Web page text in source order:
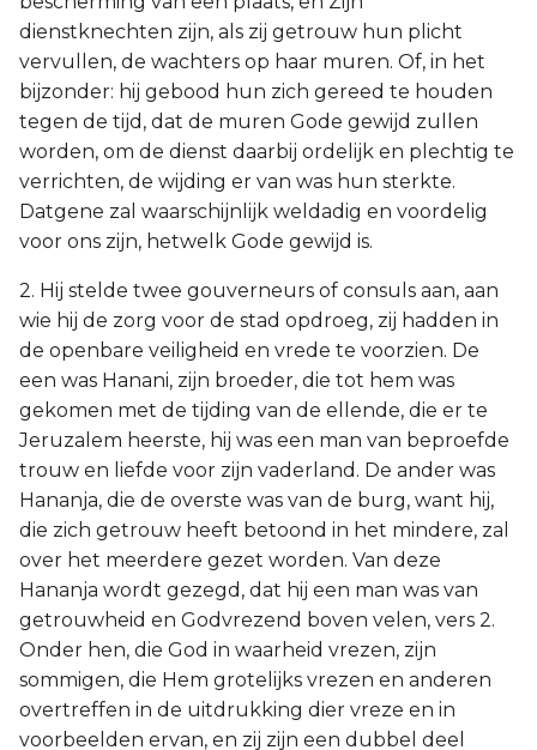
dienstknechten zijn, als zij getrouw hun plicht
vervullen, de wachters op haar muren. Of, in het
bijzonder: hij gebood hun zich gereed te houden
tegen de tijd, dat de muren Gode gewijd zullen
worden, om de dienst daarbij ordelijk en plechtig te
verrichten, de wijding er van was hun sterkte.
Datgene zal waarschijnlijk weldadig en voordelig
voor ons zijn, hetwelk Gode gewijd is.
2. Hij stelde twee gouverneurs of consuls aan, aan
wie hij de zorg voor de stad opdroeg, zij hadden in
de openbare veiligheid en vrede te voorzien. De
een was Hanani, zijn broeder, die tot hem was
gekomen met de tijding van de ellende, die er te
Jeruzalem heerste, hij was een man van beproefde
trouw en liefde voor zijn vaderland. De ander was
Hananja, die de overste was van de burg, want hij,
die zich getrouw heeft betoond in het mindere, zal
over het meerdere gezet worden. Van deze
Hananja wordt gezegd, dat hij een man was van
getrouwheid en Godvrezend boven velen, vers 2.
Onder hen, die God in waarheid vrezen, zijn
sommigen, die Hem grotelijks vrezen en anderen
overtreffen in de uitdrukking dier vreze en in
voorbeelden ervan, en zij zijn een dubbel deel